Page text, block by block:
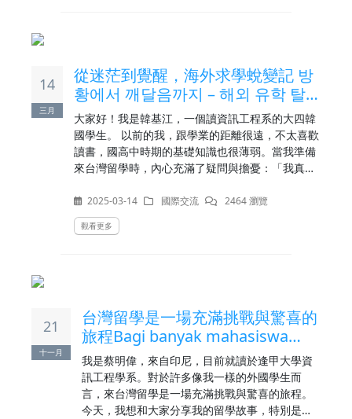
14
三月
從迷茫到覺醒，海外求學蛻變記 방
황에서 깨달음까지 – 해외 유학 탈
바꿈기
大家好！我是韓基江，一個讀資訊工程系的大四韓
國學生。 以前的我，跟學業的距離很遠，不太喜歡
讀書，國高中時期的基礎知識也很薄弱。當我準備
來台灣留學時，內心充滿了疑問與擔憂：「我真的
我，已經順利適應了校園生活、獲得了獎學金、對
人生的態度與價值觀也產生了巨變。回想起這段留
學經歷，即使一開始充滿坎坷，依然讓我成長了很
2025-03-14 國際交流 2464 瀏覽
觀看更多
21
十一月
台灣留學是一場充滿挑戰與驚喜的
旅程Bagi banyak mahasiswa
asing seperti saya, belajar di
Taiwan adalah perjalanan penuh
我是蔡明偉，來自印尼，目前就讀於逢甲大學資
訊工程學系。對於許多像我一樣的外國學生而
言，來台灣留學是一場充滿挑戰與驚喜的旅程。
今天，我想和大家分享我的留學故事，特別是作